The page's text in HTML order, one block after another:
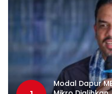
Modal Dapur